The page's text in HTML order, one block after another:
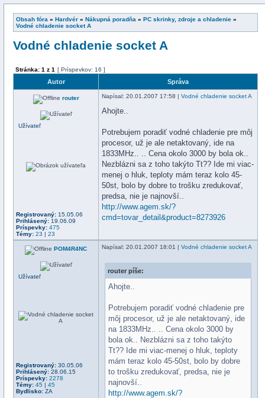
Obsah fóra » Hardvér » Nákupná poradňa » PC skrinky, zdroje a chladenie »
Vodné chladenie socket A
Vodné chladenie socket A
Stránka: 1 z 1 [ Príspevkov: 16 ]
Autor Správa
router
Užívateľ
Registrovaný: 15.05.06
Prihlásený: 19.06.09
Príspevky: 475
Témy: 23 | 23
Napísal: 20.01.2007 17:58 | Vodné chladenie socket A
Ahojte..
Potrebujem poradiť vodné chladenie pre môj
procesor, už je ale netaktovaný, ide na
1833MHz.. .. Cena okolo 3000 by bola ok..
Nezblázni sa z toho takýto Tt?? Ide mi viac-
menej o hluk, teploty mám teraz kolo 45-
50st, bolo by dobre to trošku zredukovať,
predsa, nie je najnovší..
http://www.agem.sk/?
cmd=tovar_detail&product=8273926
POM4R4NC
Užívateľ
Registrovaný: 30.05.06
Prihlásený: 28.06.15
Príspevky: 2278
Témy: 45 | 45
Bydlisko: ZA
Napísal: 20.01.2007 18:01 | Vodné chladenie socket A
router píše:
Ahojte..
Potrebujem poradiť vodné chladenie pre
môj procesor, už je ale netaktovaný, ide
na 1833MHz.. .. Cena okolo 3000 by
bola ok.. Nezblázni sa z toho takýto
Tt?? Ide mi viac-menej o hluk, teploty
mám teraz kolo 45-50st, bolo by dobre
to trošku zredukovať, predsa, nie je
najnovší..
http://www.agem.sk/?